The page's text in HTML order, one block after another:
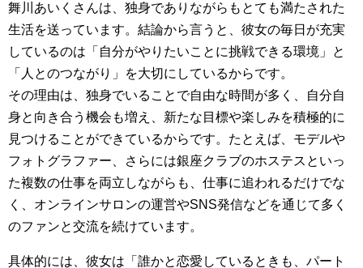
舞川あいくさんは、独身でありながらもとても満たされた
生活を送っています。結論から言うと、彼女の毎日が充実
しているのは「自分がやりたいことに挑戦できる環境」と
「人とのつながり」を大切にしているからです。
その理由は、独身でいることで自由な時間が多く、自分自
身と向き合う機会も増え、新たな目標や楽しみを積極的に
見つけることができているからです。たとえば、モデルや
フォトグラファー、さらには銀座クラブのホステスといっ
た複数の仕事を両立しながらも、仕事に追われるだけでな
く、オンラインサロンの運営やSNS発信などを通じて多く
のファンと交流を続けています。
具体的には、彼女は「誰かと恋愛しているときも、パート